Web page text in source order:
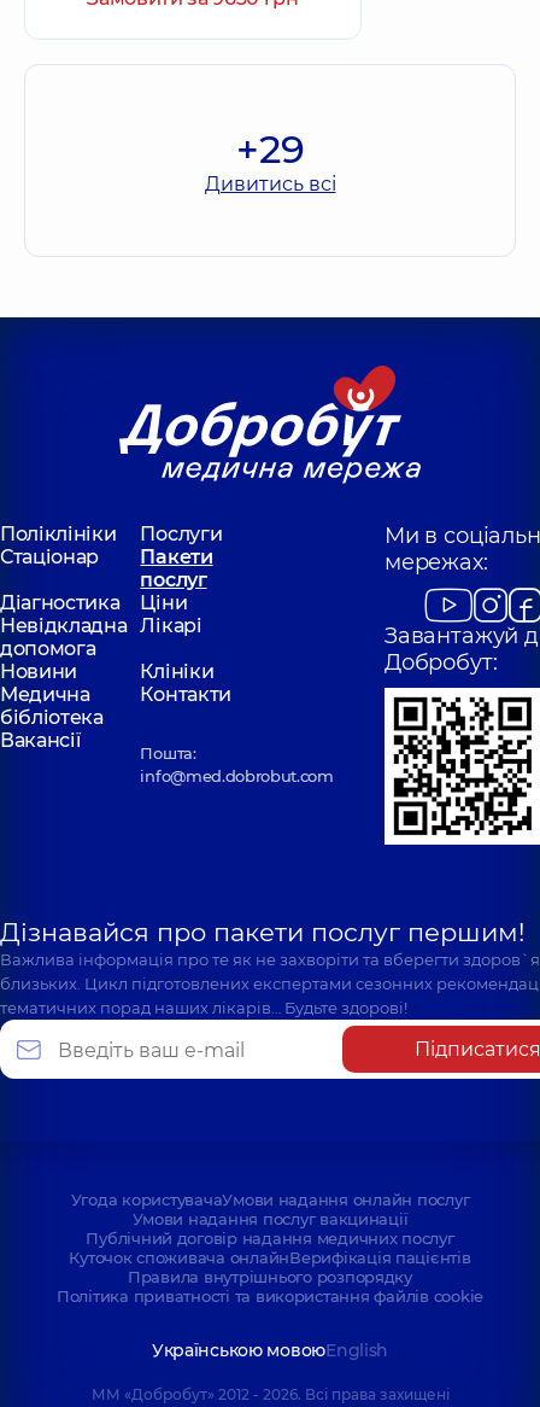
+29
Дивитись всі
Поліклініки
Послуги
Стаціонар
Пакети
послуг
Діагностика
Ціни
Невідкладна
допомога
Лікарі
Новини
Клініки
Медична
бібліотека
Контакти
Вакансії
Пошта:
info@med.dobrobut.com
Ми в
мережах:
Завантажуй
Добробут:
Дізнавайся про пакети послуг першим!
Важлива інформація про те як не захворіти та вберегти
близьких. Цикл підготовлених експертами сезонних
тематичних порад наших лікарів… Будьте здорові!
Підписатися
Угода користувачаУмови надання онлайн послуг
Умови надання послуг вакцинації
Публічний договір надання медичних послуг
Куточок споживача онлайнВерифікація пацієнтів
Правила внутрішнього розпорядку
Політика приватності та використання файлів cookie
Українською мовоюEnglish
ММ «Добробут» 2012 - 2026. Всі права захищені